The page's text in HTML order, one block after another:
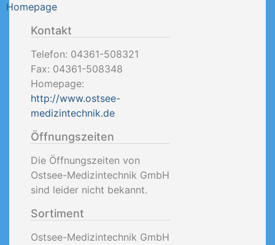
Homepage
Kontakt
Telefon: 04361-508321
Fax: 04361-508348
Homepage:
http://www.ostsee-
medizintechnik.de
Öffnungszeiten
Die Öffnungszeiten von
Ostsee-Medizintechnik GmbH
sind leider nicht bekannt.
Sortiment
Ostsee-Medizintechnik GmbH